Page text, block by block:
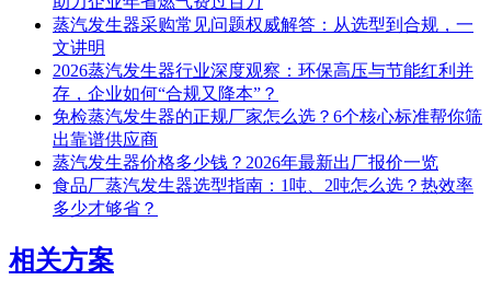
蒸汽发生器采购常见问题权威解答：从选型到合规，一
文讲明
2026蒸汽发生器行业深度观察：环保高压与节能红利并
存，企业如何“合规又降本”？
免检蒸汽发生器的正规厂家怎么选？6个核心标准帮你筛
出靠谱供应商
蒸汽发生器价格多少钱？2026年最新出厂报价一览
食品厂蒸汽发生器选型指南：1吨、2吨怎么选？热效率
多少才够省？
相关方案